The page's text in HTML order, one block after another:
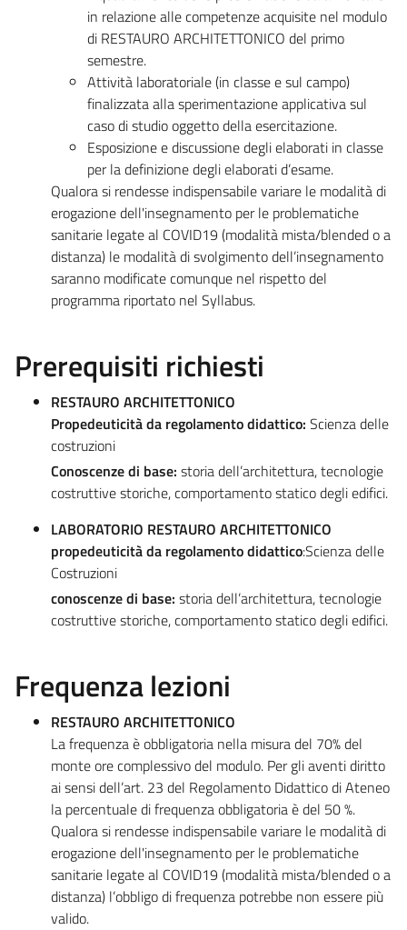
in relazione alle competenze acquisite nel modulo
di RESTAURO ARCHITETTONICO del primo
semestre.
Attività laboratoriale (in classe e sul campo)
finalizzata alla sperimentazione applicativa sul
caso di studio oggetto della esercitazione.
Esposizione e discussione degli elaborati in classe
per la definizione degli elaborati d’esame.
Qualora si rendesse indispensabile variare le modalità di
erogazione dell'insegnamento per le problematiche
sanitarie legate al COVID19 (modalità mista/blended o a
distanza) le modalità di svolgimento dell’insegnamento
saranno modificate comunque nel rispetto del
programma riportato nel Syllabus.
Prerequisiti richiesti
RESTAURO ARCHITETTONICO
Propedeuticità da regolamento didattico: Scienza delle
costruzioni
Conoscenze di base: storia dell’architettura, tecnologie
costruttive storiche, comportamento statico degli edifici.
LABORATORIO RESTAURO ARCHITETTONICO
propedeuticità da regolamento didattico:Scienza delle
Costruzioni
conoscenze di base: storia dell’architettura, tecnologie
costruttive storiche, comportamento statico degli edifici.
Frequenza lezioni
RESTAURO ARCHITETTONICO
La frequenza è obbligatoria nella misura del 70% del
monte ore complessivo del modulo. Per gli aventi diritto
ai sensi dell’art. 23 del Regolamento Didattico di Ateneo
la percentuale di frequenza obbligatoria è del 50 %.
Qualora si rendesse indispensabile variare le modalità di
erogazione dell'insegnamento per le problematiche
sanitarie legate al COVID19 (modalità mista/blended o a
distanza) l’obbligo di frequenza potrebbe non essere più
valido.